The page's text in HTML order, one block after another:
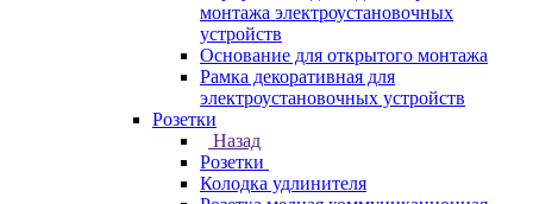
монтажа электроустановочных
устройств
Основание для открытого монтажа
Рамка декоративная для
электроустановочных устройств
Розетки
Назад
Розетки
Колодка удлинителя